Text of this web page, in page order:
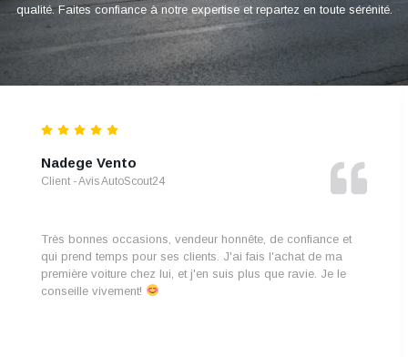
qualité. Faites confiance à notre expertise et repartez en toute sérénité.
Pascal Neicken
Client - Avis AutoScout24
Enfin un super vendeur, de très belles voitures a tout budgets
pour nos jeunes et autres …. Un suivi total et une honnêteté
exemplaire